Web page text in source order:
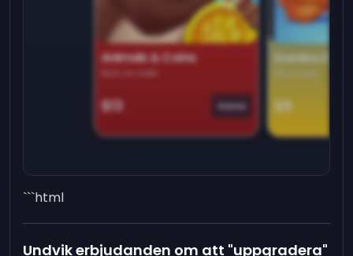
Animals & Coins
Earn on side
$13 Game
Domino
$9
```html
Undvik erbjudanden om att "uppgradera"